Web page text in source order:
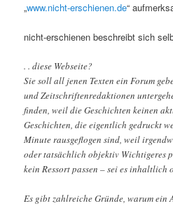
„www.nicht-erschienen.de“
nicht-erschienen beschreibt sich
. . diese Webseite?
Sie soll all jenen Texten ein Forum
und Zeitschriftenredaktionen
finden, weil die Geschichten keinen
Geschichten, die eigentlich gedruckt
Minute rausgeflogen sind, weil
oder tatsächlich objektiv Wichtigeres
kein Ressort passen – sei es inhaltlich
Es gibt zahlreiche Gründe, warum